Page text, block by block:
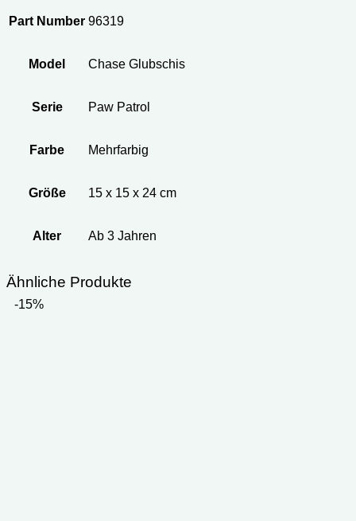
Part Number 96319
Model Chase Glubschis
Serie Paw Patrol
Farbe Mehrfarbig
Größe 15 x 15 x 24 cm
Alter ‎Ab 3 Jahren
Ähnliche Produkte
-15%